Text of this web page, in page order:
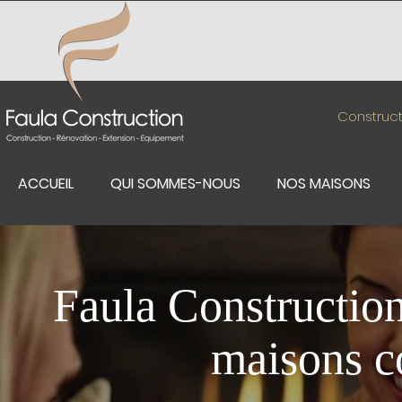
ACCUEIL QUI SOMMES-NOUS NOS MAISONS
Faula
maisons